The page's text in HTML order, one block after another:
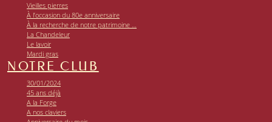
Vieilles pierres
À l’occasion du 80e anniversaire
À la recherche de notre patrimoine …
La Chandeleur
Le lavoir
Mardi gras
NOTRE CLUB
30/01/2024
45 ans déjà
A la Forge
A nos claviers